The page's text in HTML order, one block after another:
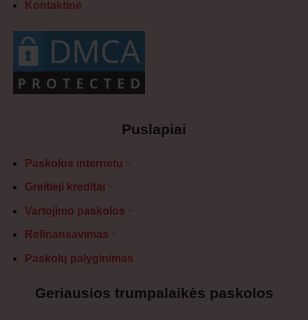
Kontaktinė
Puslapiai
Paskolos internetu
Greitieji kreditai
Vartojimo paskolos
Refinansavimas
Paskolų palyginimas
Geriausios trumpalaikės paskolos